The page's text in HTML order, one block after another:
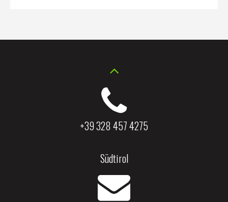
+39 328 457 4275
Südtirol